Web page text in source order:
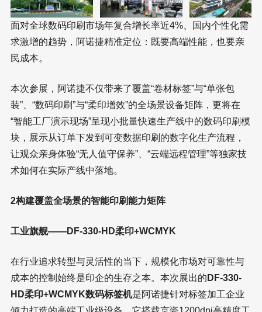
面对全球数码印刷市场年复合增长率近4%、国内个性化需
求激增的趋势，阿诺捷精准定位：既要高端性能，也要亲
民成本。
本次参展，阿诺捷不仅带来了覆盖“卷材标签”与“单张包
装”、“数码印刷”与“柔印增效”的全场景设备矩阵，更将在
“智能工厂演示现场”呈现小批量快速生产线中的数码印刷模
块，展示从订单下发到可变数据印刷的数字化生产流程，
让观众亲身体验“无人值守保养”、“云端远程管理”等独家技
术如何在实际产线中落地。
2构建覆盖全场景的智能印刷能力矩阵
工业旗舰——DF-330-HD柔印+WCMYK
在行业追求转型与灵活性的当下，规模化市场对可靠性与
成本的控制始终是印企的生存之本。本次展出的 DF-330-
HD柔印+WCMYK数码标签机是阿诺捷针对标签加工企业